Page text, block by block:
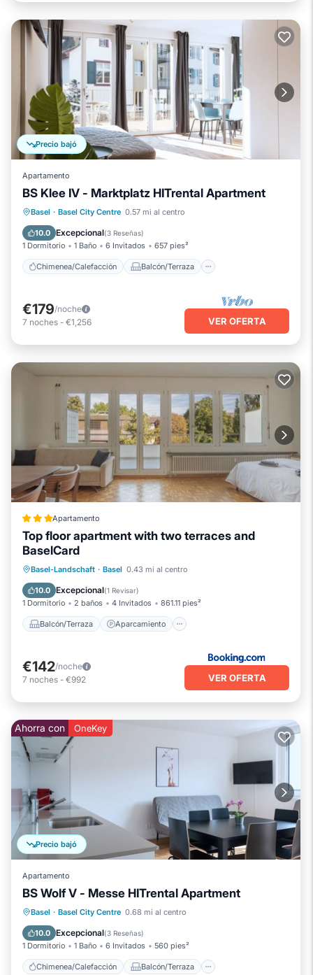
Precio bajó
Apartamento
BS Klee IV - Marktplatz HITrental Apartment
Basel · Basel City Centre 0.57 mi al centro
10.0 Excepcional(3 Reseñas)
1 Dormitorio 1 Baño 6 Invitados 657 pies²
Chimenea/Calefacción Balcón/Terraza
Chimenea/Calefacción
Balcón/Terraza
Se admiten mascotas
€179/noche
7 noches - €1,256 VER OFERTA
Apartamento
Top floor apartment with two terraces and
BaselCard
Basel-Landschaft · Basel 0.43 mi al centro
10.0 Excepcional(1 Revisar)
1 Dormitorio 2 baños 4 Invitados 861.11 pies²
Balcón/Terraza Aparcamiento
Balcón/Terraza
Aparcamiento
Internet
Apto para niños
€142/noche
7 noches - €992 VER OFERTA
Precio bajó
Ahorra con OneKey
Apartamento
BS Wolf V - Messe HITrental Apartment
Basel · Basel City Centre 0.68 mi al centro
10.0 Excepcional(3 Reseñas)
1 Dormitorio 1 Baño 6 Invitados 560 pies²
Chimenea/Calefacción Balcón/Terraza
Chimenea/Calefacción
Balcón/Terraza
Se admiten mascotas